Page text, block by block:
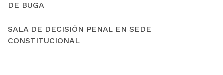
DE BUGA
SALA DE DECISIÓN PENAL EN SEDE
CONSTITUCIONAL